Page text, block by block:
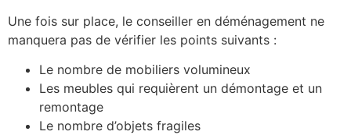
Une fois sur place, le conseiller en déménagement ne
manquera pas de vérifier les points suivants :
Le nombre de mobiliers volumineux
Les meubles qui requièrent un démontage et un
remontage
Le nombre d’objets fragiles